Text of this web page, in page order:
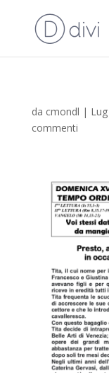
da cmondl |
commenti